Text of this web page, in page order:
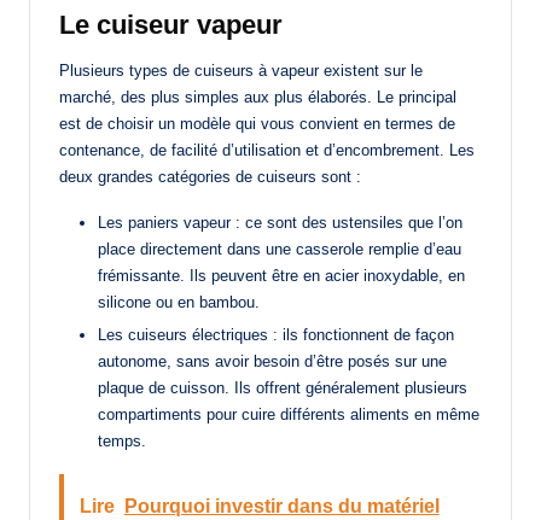
Le cuiseur vapeur
Plusieurs types de cuiseurs à vapeur existent sur le
marché, des plus simples aux plus élaborés. Le principal
est de choisir un modèle qui vous convient en termes de
contenance, de facilité d’utilisation et d’encombrement. Les
deux grandes catégories de cuiseurs sont :
Les paniers vapeur : ce sont des ustensiles que l’on
place directement dans une casserole remplie d’eau
frémissante. Ils peuvent être en acier inoxydable, en
silicone ou en bambou.
Les cuiseurs électriques : ils fonctionnent de façon
autonome, sans avoir besoin d’être posés sur une
plaque de cuisson. Ils offrent généralement plusieurs
compartiments pour cuire différents aliments en même
temps.
Lire
Pourquoi investir dans du matériel